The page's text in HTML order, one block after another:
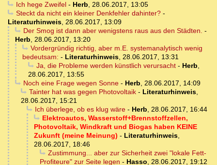
Ich hege Zweifel- Herb, 28.06.2017, 13:05
Steckt da nicht ein kleiner Denkfehler dahinter?-
Literaturhinweis, 28.06.2017, 13:09
Der Smog ist dann aber wenigstens raus aus den Städten. -
Herb, 28.06.2017, 13:20
Vordergründig richtig, aber m.E. systemanalytisch wenig
bedeutsam: - Literaturhinweis, 28.06.2017, 13:31
Ja, die Probleme werden künstlich verursacht- Herb,
28.06.2017, 13:55
Noch eine Frage wegen Sonne- Herb, 28.06.2017, 14:09
Tainter hat was gegen Photovoltaik- Literaturhinweis,
28.06.2017, 15:21
Ich überlege, ob es klug wäre- Herb, 28.06.2017, 16:44
Elektroautos, Wasserstoff+Brennstoffzellen,
Photovoltaik, Windkraft und Biogas haben KEINE
Zukunft (meine Meinung) - Literaturhinweis,
28.06.2017, 18:46
Zustimmung... aber zur Sicherheit zwei "lokale Fett-
Profiteure" zur Seite legen - Hasso, 28.06.2017, 19:12